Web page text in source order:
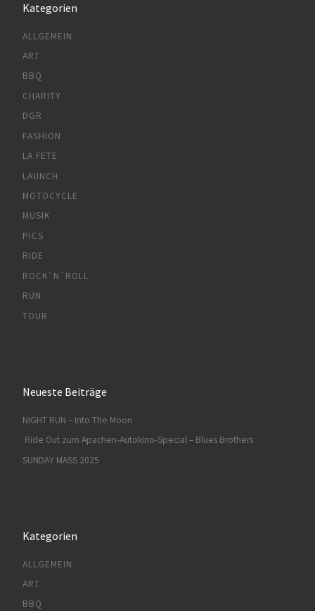
Kategorien
ALLGEMEIN
ART
BBQ
CHARITY
DGR
FASHION
LA FETE
LAUNCH
MOTOCYCLE
MUSIK
PICS
RIDE
ROCK`N`ROLL
RUN
TOUR
Neueste Beiträge
NIGHT RUN – Into The Moon
Ride Out zum Apachen-Autokino-Special – Blues Brothers
SUNDAY MASS 2025
Kategorien
ALLGEMEIN
ART
BBQ